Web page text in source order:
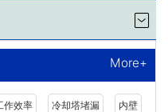
More+
作效率 冷却塔堵漏 内壁